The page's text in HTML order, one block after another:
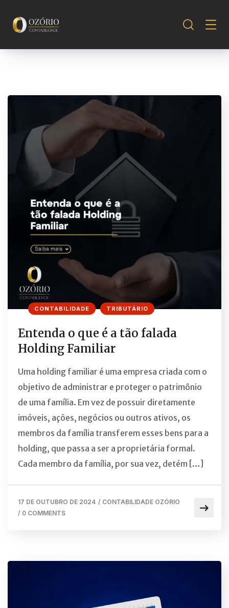
CONTABILIDADE TRIBUTÁRIO
Entenda o que é a tão falada
Holding Familiar
Uma holding familiar é uma empresa criada com o
objetivo de administrar e proteger o patrimônio
de uma família. Em vez de possuir diretamente
imóveis, ações, negócios ou outros ativos, os
membros da família transferem esses bens para a
holding, que passa a ser a proprietária formal.
Cada membro da família, por sua vez, detém […]
17 DE OUTUBRO DE 2024 / CONTABILIDADE OZÓRIO
/ 0 COMMENTS